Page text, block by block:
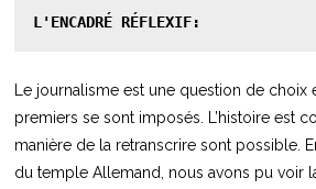
L'ENCADRÉ RÉFLEXIF:
Le journalisme est une question de choix
premiers se sont imposés. L’histoire est
manière de la retranscrire sont possible.
du temple Allemand, nous avons pu voir